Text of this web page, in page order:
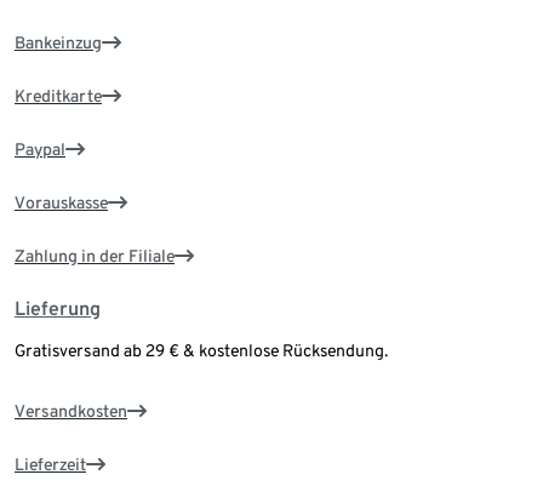
Bankeinzug
Kreditkarte
Paypal
Vorauskasse
Zahlung in der Filiale
Lieferung
Gratisversand ab 29 € & kostenlose Rücksendung.
Versandkosten
Lieferzeit